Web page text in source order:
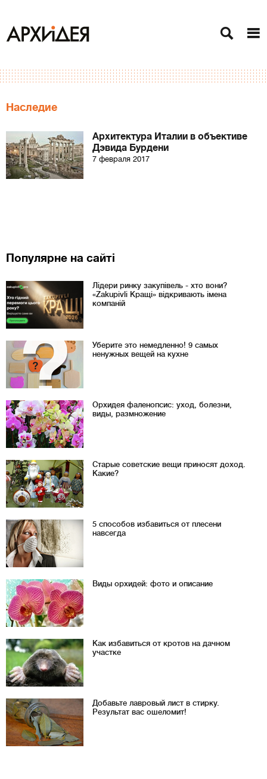
Наследие
Архитектура Италии в объективе
Дэвида Бурдени
7 февраля 2017
Популярне на сайті
Лідери ринку закупівель - хто вони?
«Zakupivli Кращі» відкривають імена
компаній
Уберите это немедленно! 9 самых
ненужных вещей на кухне
Орхидея фаленопсис: уход, болезни,
виды, размножение
Старые советские вещи приносят доход.
Какие?
5 способов избавиться от плесени
навсегда
Виды орхидей: фото и описание
Как избавиться от кротов на дачном
участке
Добавьте лавровый лист в стирку.
Результат вас ошеломит!